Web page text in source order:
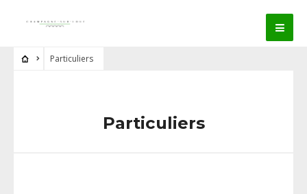
Particuliers
Particuliers